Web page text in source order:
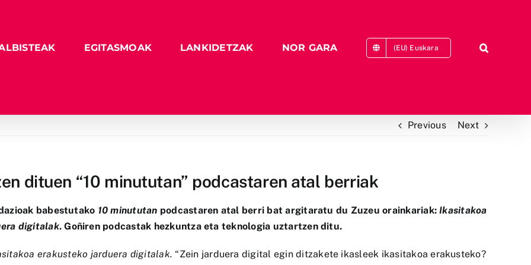
EGITASMOAK LANKIDETZAK NOR GARA (EU) Euskara
Previous Next
dituen “10 minututan” podcastaren atal berriak
babestutako 10 minututan podcastaren atal berri bat argitaratu du Zuzeu orainkariak: Ikasitakoa
digitalak. Goñiren podcastak hezkuntza eta teknologia uztartzen ditu.
erakusteko jarduera digitalak.“Zein jarduera digital egin ditzakete ikasleek ikasitakoa erakusteko?